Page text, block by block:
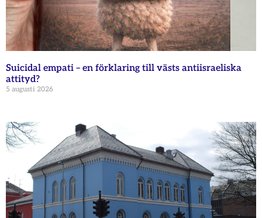
Suicidal empati – en förklaring till västs antiisraeliska
attityd?
5 augusti 2026